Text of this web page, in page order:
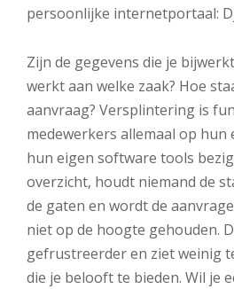
persoonlijke internetportaal:
Zijn de gegevens die je
werkt aan welke zaak? Hoe
aanvraag? Versplintering is
medewerkers allemaal op hun
hun eigen software tools
overzicht, houdt niemand de
de gaten en wordt de
niet op de hoogte gehouden.
gefrustreerder en ziet weinig
die je belooft te bieden. Wil je